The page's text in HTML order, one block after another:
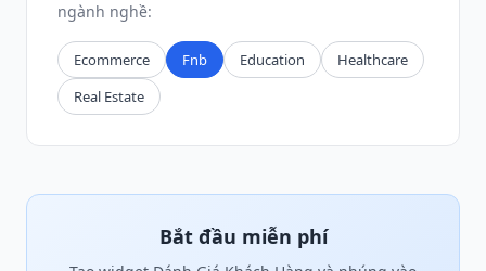
ngành nghề:
Ecommerce Fnb Education
Healthcare
Real Estate
Bắt đầu miễn phí